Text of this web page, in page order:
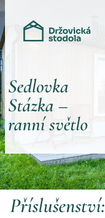
Sedlovka
Stázka –
ranní světlo
Příslušenství: